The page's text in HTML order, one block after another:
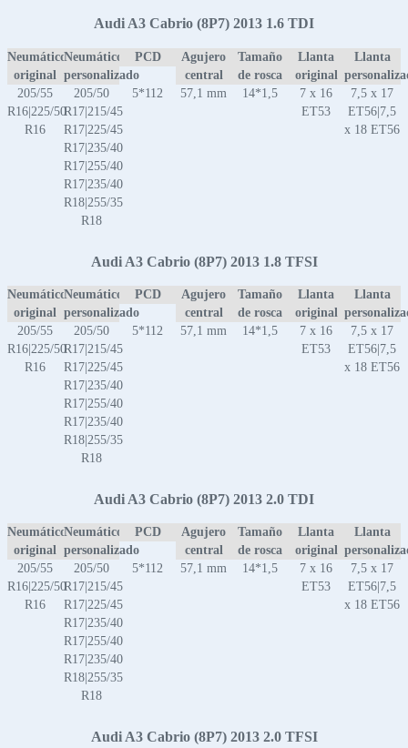
Audi A3 Cabrio (8P7) 2013 1.6 TDI
Neumático
original
Neumático
personalizado
PCD
Agujero
central
Tamaño
de rosca
Llanta
original
Llanta
205/55
R16|225/50
R16
205/50
R17|215/45
R17|225/45
R17|235/40
R17|255/40
R17|235/40
R18|255/35
R18
5*112 57,1 mm 14*1,5
7 x 16
ET53
7,5 x 17
ET56|7,5
x 18 ET56
Audi A3 Cabrio (8P7) 2013 1.8 TFSI
Neumático
original
Neumático
personalizado
PCD
Agujero
central
Tamaño
de rosca
Llanta
original
Llanta
205/55
R16|225/50
R16
205/50
R17|215/45
R17|225/45
R17|235/40
R17|255/40
R17|235/40
R18|255/35
R18
5*112 57,1 mm 14*1,5
7 x 16
ET53
7,5 x 17
ET56|7,5
x 18 ET56
Audi A3 Cabrio (8P7) 2013 2.0 TDI
Neumático
original
Neumático
personalizado
PCD
Agujero
central
Tamaño
de rosca
Llanta
original
Llanta
205/55
R16|225/50
R16
205/50
R17|215/45
R17|225/45
R17|235/40
R17|255/40
R17|235/40
R18|255/35
R18
5*112 57,1 mm 14*1,5
7 x 16
ET53
7,5 x 17
ET56|7,5
x 18 ET56
Audi A3 Cabrio (8P7) 2013 2.0 TFSI